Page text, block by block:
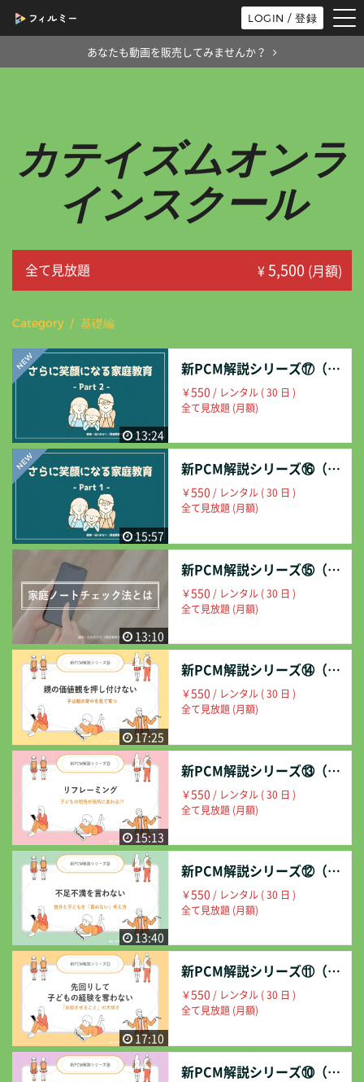
LOGIN / 登録
あなたも動画を販売してみませんか？
カテイズムオンラ
インスクール
全て見放題 ¥5,500 (月額)
Category / 基礎編
13:24
新PCM解説シリーズ⑰（さらに笑顔になる家庭教育②）
￥550 / レンタル ( 30 日 )
全て見放題 (月額)
15:57
新PCM解説シリーズ⑯（さらに笑顔になる家庭教育①）
￥550 / レンタル ( 30 日 )
全て見放題 (月額)
13:10
新PCM解説シリーズ⑮（家庭ノートチェック法とは）
￥550 / レンタル ( 30 日 )
全て見放題 (月額)
17:25
新PCM解説シリーズ⑭（親の価値観を押し付けない）
￥550 / レンタル ( 30 日 )
全て見放題 (月額)
15:13
新PCM解説シリーズ⑬（リフレーミング）
￥550 / レンタル ( 30 日 )
全て見放題 (月額)
13:40
新PCM解説シリーズ⑫（不足不満を言わない）
￥550 / レンタル ( 30 日 )
全て見放題 (月額)
17:10
新PCM解説シリーズ⑪（先回りして子どもの経験を奪わない）
￥550 / レンタル ( 30 日 )
全て見放題 (月額)
新PCM解説シリーズ⑩（親の問題と子の問題を分けて考える）